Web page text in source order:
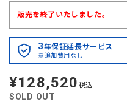
販売を終了いたしました。
3年保証延長サービス
※追加費用なし
定
価
¥128,520 税込
SOLD OUT